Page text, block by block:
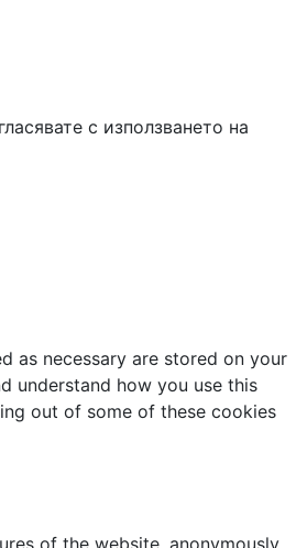
с използването на
as necessary are stored on your
understand how you use this
out of some of these cookies
of the website, anonymously.